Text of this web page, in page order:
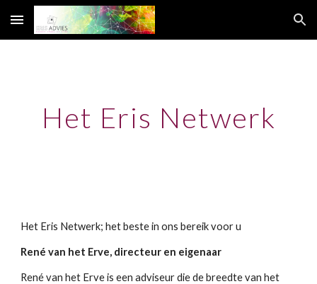
Skip to main content Skip to navigation
Het Eris Netwerk
Het Eris Netwerk; het beste in ons bereik voor u
René van het Erve, directeur en eigenaar
René van het Erve is een adviseur die de breedte van het